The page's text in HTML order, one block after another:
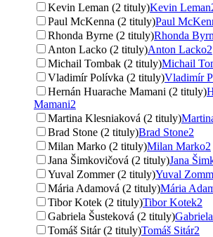
Kevin Leman (2 tituly)Kevin Leman
Paul McKenna (2 tituly)Paul
Rhonda Byrne (2 tituly)Rhonda
Anton Lacko (2 tituly)Anton Lacko2
Michail Tombak (2 tituly)Michail
Vladimír Polívka (2 tituly)Vladimír
Hernán Huarache Mamani (2 tituly)
Mamani2
Martina Klesniaková (2 tituly)
Brad Stone (2 tituly)Brad Stone2
Milan Marko (2 tituly)Milan Marko2
Jana Šimkovičová (2 tituly)Jana
Yuval Zommer (2 tituly)Yuval
Mária Adamová (2 tituly)Mária
Tibor Kotek (2 tituly)Tibor Kotek2
Gabriela Šusteková (2 tituly)
Tomáš Sitár (2 tituly)Tomáš Sitár2